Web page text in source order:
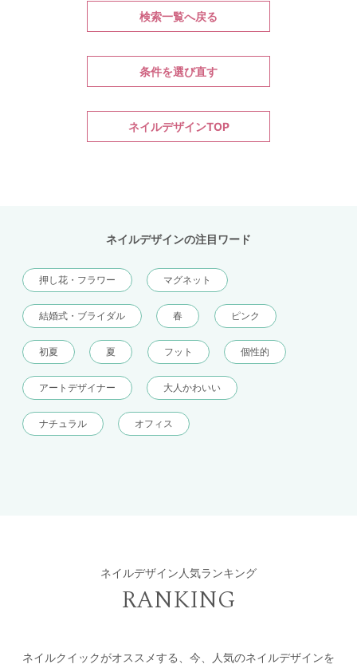
検索一覧へ戻る
条件を選び直す
ネイルデザインTOP
ネイルデザインの注目ワード
押し花・フラワー マグネット
結婚式・ブライダル 春 ピンク
初夏 夏 フット 個性的
アートデザイナー 大人かわいい
ナチュラル オフィス
ネイルデザイン人気ランキング
RANKING
ネイルクイックがオススメする、今、人気のネイルデザインを